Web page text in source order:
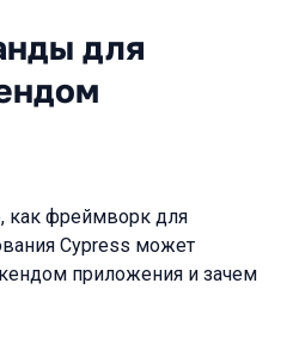
для
как фреймворк для
Cypress может
приложения и зачем